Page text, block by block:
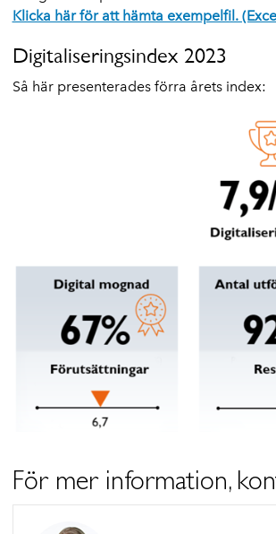
Klicka här för att hämta exempelfil.
Digitaliseringsindex 2023
Så här presenterades förra årets index:
För mer information,